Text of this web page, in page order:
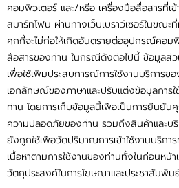
คอมพิวเตอร์ และ/หรือ เครื่องมือสื่อสารที่เ
สมาร์ทโฟน ผ่านทางเว็บเบราว์เซอร์ในขณะที่
คุกกี้จะไม่ก่อให้เกิดอันตรายต่ออุปกรณ์คอม
สื่อสารของท่าน ในกรณีดังต่อไปนี้ ข้อมูลส่
เพื่อใช้เพิ่มประสบการณ์การใช้งานบริการขอ
เอกลักษณ์ของภาษาและปรับแต่งข้อมูลการ
ท่าน โดยการเก็บข้อมูลนี้เพื่อเป็นการยืนยั
ความปลอดภัยของท่าน รวมถึงสินค้าและบ
ยังถูกใช้เพื่อวัดปริมาณการเข้าใช้งานบริกา
เนื้อหาตามการใช้งานของท่านทั้งในก่อนหน้
วัตถุประสงค์ในการโฆษณาและประชาสัมพัน